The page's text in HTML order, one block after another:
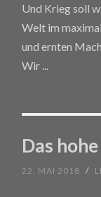
Und Krieg soll
Welt im
und ernten
Wir
Das
22. MAI 2018 /